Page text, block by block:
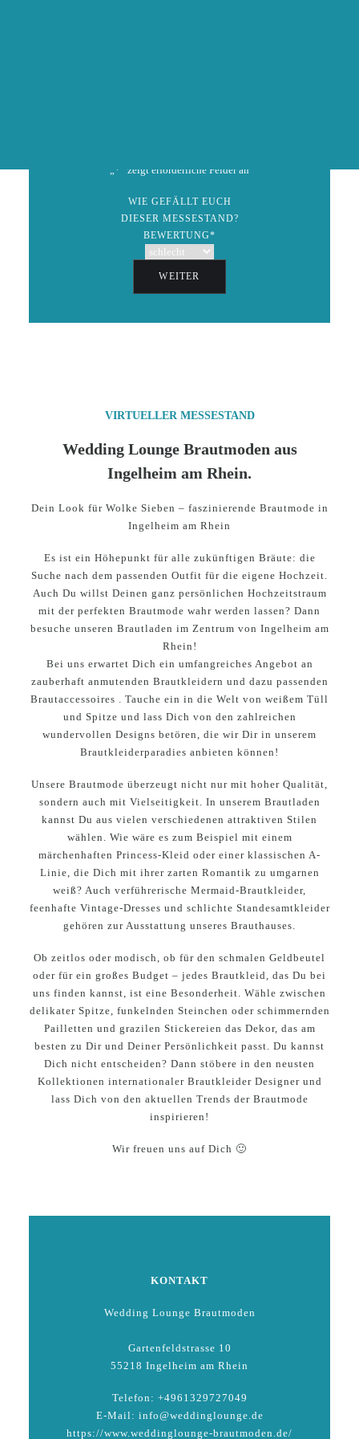
„ * “ zeigt erforderliche Felder an
WIE GEFÄLLT EUCH
DIESER MESSESTAND?
BEWERTUNG*
VIRTUELLER MESSESTAND
Wedding Lounge Brautmoden aus
Ingelheim am Rhein.
Dein Look für Wolke Sieben – faszinierende Brautmode in
Ingelheim am Rhein
Es ist ein Höhepunkt für alle zukünftigen Bräute: die
Suche nach dem passenden Outfit für die eigene Hochzeit.
Auch Du willst Deinen ganz persönlichen Hochzeitstraum
mit der perfekten Brautmode wahr werden lassen? Dann
besuche unseren Brautladen im Zentrum von Ingelheim am
Rhein!
Bei uns erwartet Dich ein umfangreiches Angebot an
zauberhaft anmutenden Brautkleidern und dazu passenden
Brautaccessoires . Tauche ein in die Welt von weißem Tüll
und Spitze und lass Dich von den zahlreichen
wundervollen Designs betören, die wir Dir in unserem
Brautkleiderparadies anbieten können!
Unsere Brautmode überzeugt nicht nur mit hoher Qualität,
sondern auch mit Vielseitigkeit. In unserem Brautladen
kannst Du aus vielen verschiedenen attraktiven Stilen
wählen. Wie wäre es zum Beispiel mit einem
märchenhaften Princess-Kleid oder einer klassischen A-
Linie, die Dich mit ihrer zarten Romantik zu umgarnen
weiß? Auch verführerische Mermaid-Brautkleider,
feenhafte Vintage-Dresses und schlichte Standesamtkleider
gehören zur Ausstattung unseres Brauthauses.
Ob zeitlos oder modisch, ob für den schmalen Geldbeutel
oder für ein großes Budget – jedes Brautkleid, das Du bei
uns finden kannst, ist eine Besonderheit. Wähle zwischen
delikater Spitze, funkelnden Steinchen oder schimmernden
Pailletten und grazilen Stickereien das Dekor, das am
besten zu Dir und Deiner Persönlichkeit passt. Du kannst
Dich nicht entscheiden? Dann stöbere in den neusten
Kollektionen internationaler Brautkleider Designer und
lass Dich von den aktuellen Trends der Brautmode
inspirieren!
Wir freuen uns auf Dich 🙂
KONTAKT
Wedding Lounge Brautmoden
Gartenfeldstrasse 10
55218 Ingelheim am Rhein
Telefon: +4961329727049
E-Mail: info@weddinglounge.de
https://www.weddinglounge-brautmoden.de/